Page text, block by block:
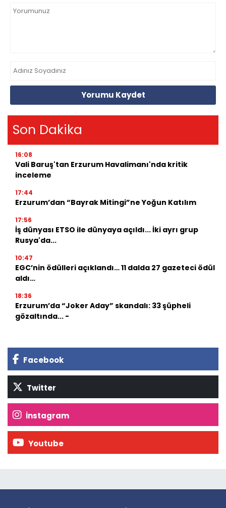
Yorumu Kaydet
Son Dakika
16:08
Vali Baruş'tan Erzurum Havalimanı'nda kritik
inceleme
17:44
Erzurum’dan “Bayrak Mitingi”ne Yoğun Katılım
17:56
İş dünyası ETSO ile dünyaya açıldı... İki ayrı grup
Rusya'da...
10:47
EGC’nin ödülleri açıklandı… 11 dalda 27 gazeteci ödül
aldı…
18:36
Erzurum’da “Joker Aday” skandalı: 33 şüpheli
gözaltında... -
Facebook
Twitter
İnstagram
Youtube